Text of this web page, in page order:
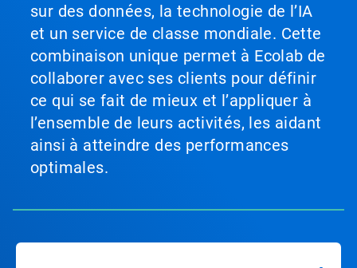
sur des données, la technologie de l’IA
et un service de classe mondiale. Cette
combinaison unique permet à Ecolab de
collaborer avec ses clients pour définir
ce qui se fait de mieux et l’appliquer à
l’ensemble de leurs activités, les aidant
ainsi à atteindre des performances
optimales.